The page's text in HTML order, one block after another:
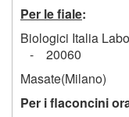
Per le fiale:
Biologici Italia
- 20060
Masate(Milano)
Per i flaconcini